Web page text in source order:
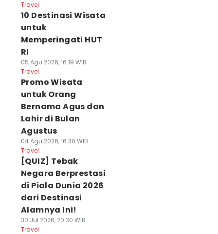
Travel
10 Destinasi Wisata
untuk
Memperingati HUT
RI
05 Agu 2026, 16:19 WIB
Travel
Promo Wisata
untuk Orang
Bernama Agus dan
Lahir di Bulan
Agustus
04 Agu 2026, 16:30 WIB
Travel
[QUIZ] Tebak
Negara Berprestasi
di Piala Dunia 2026
dari Destinasi
Alamnya Ini!
30 Jul 2026, 20:30 WIB
Travel